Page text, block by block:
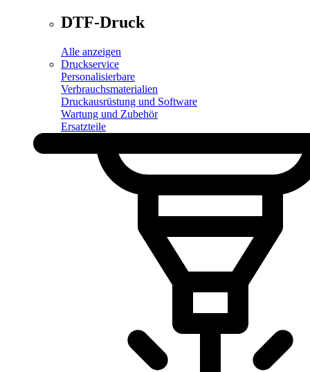
DTF-Druck
Alle anzeigen
Druckservice
Personalisierbare
Verbrauchsmaterialien
Druckausrüstung und Software
Wartung und Zubehör
Ersatzteile